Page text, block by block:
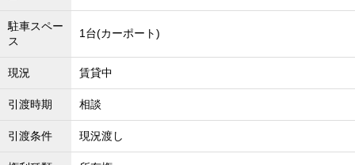
駐車スペー
ス
1台(カーポート)
現況 賃貸中
引渡時期 相談
引渡条件 現況渡し
全店舗営業社員募集！